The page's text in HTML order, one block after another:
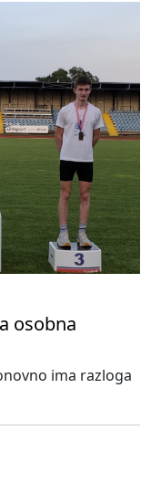
osobna
ima razloga